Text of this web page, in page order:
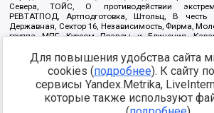
Севера, ТОЙС, О противодействии
РЕВТАТПОД, Артподготовка, Штольц, В
Державная, Сектор 16, Независимость, Фирма,
группа МПГ, Курсом Правды и Единения,
Благотворительный пансионат Ак Умут,
Арестантское уголовное единство, Башкорт, Нация
Дафа, Иртыш Ultras, Русский Патриотический
Сибирский державный союз, Фонд борьбы с
граждан, Штабы Навального, Совет граждан СССР
Для повышения удобства сайта
cookies (подробнее). К сайту
сервисы Yandex.Metrika,
которые также используют